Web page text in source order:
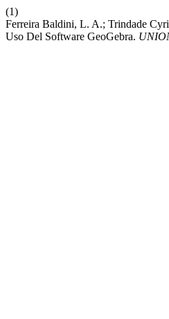
(1)
Ferreira Baldini, L. A.; Trindade
Uso Del Software GeoGebra.